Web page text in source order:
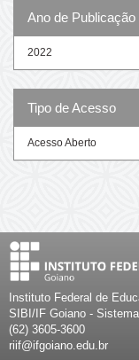
Ano de Publicação
2022
Tipo de Acesso
Acesso Aberto
Instituto Federal de
SIBI/IF Goiano -
(62) 3605-3600
riif@ifgoiano.edu.br